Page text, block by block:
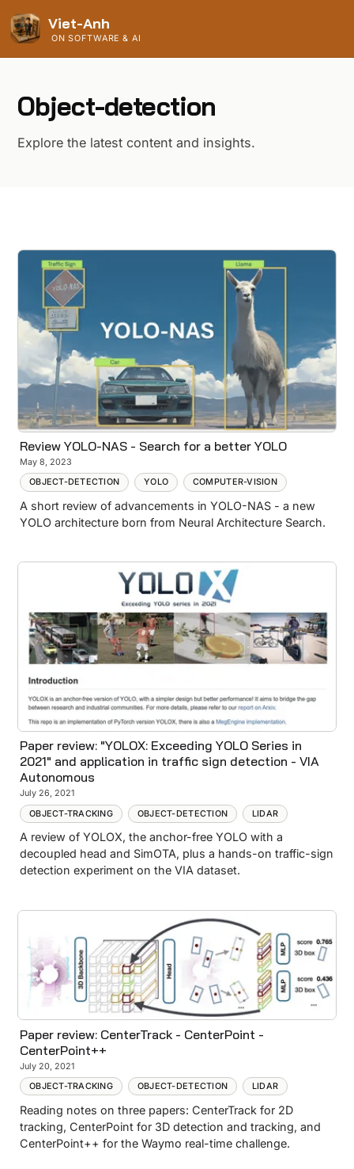
Viet-Anh
ON SOFTWARE & AI
Object-detection
Explore the latest content and insights.
Review YOLO-NAS - Search for a better YOLO
May 8, 2023
OBJECT-DETECTION
YOLO COMPUTER-VISION
A short review of advancements in YOLO-NAS - a new
YOLO architecture born from Neural Architecture Search.
Paper review: "YOLOX: Exceeding YOLO Series in
2021" and application in traffic sign detection - VIA
Autonomous
July 26, 2021
OBJECT-TRACKING
OBJECT-DETECTION LIDAR
A review of YOLOX, the anchor-free YOLO with a
decoupled head and SimOTA, plus a hands-on traffic-sign
detection experiment on the VIA dataset.
Paper review: CenterTrack - CenterPoint -
CenterPoint++
July 20, 2021
OBJECT-TRACKING
OBJECT-DETECTION LIDAR
Reading notes on three papers: CenterTrack for 2D
tracking, CenterPoint for 3D detection and tracking, and
CenterPoint++ for the Waymo real-time challenge.